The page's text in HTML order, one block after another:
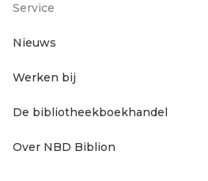
servicenavigatie
Service
Nieuws
Werken bij
De bibliotheekboekhandel
Over NBD Biblion